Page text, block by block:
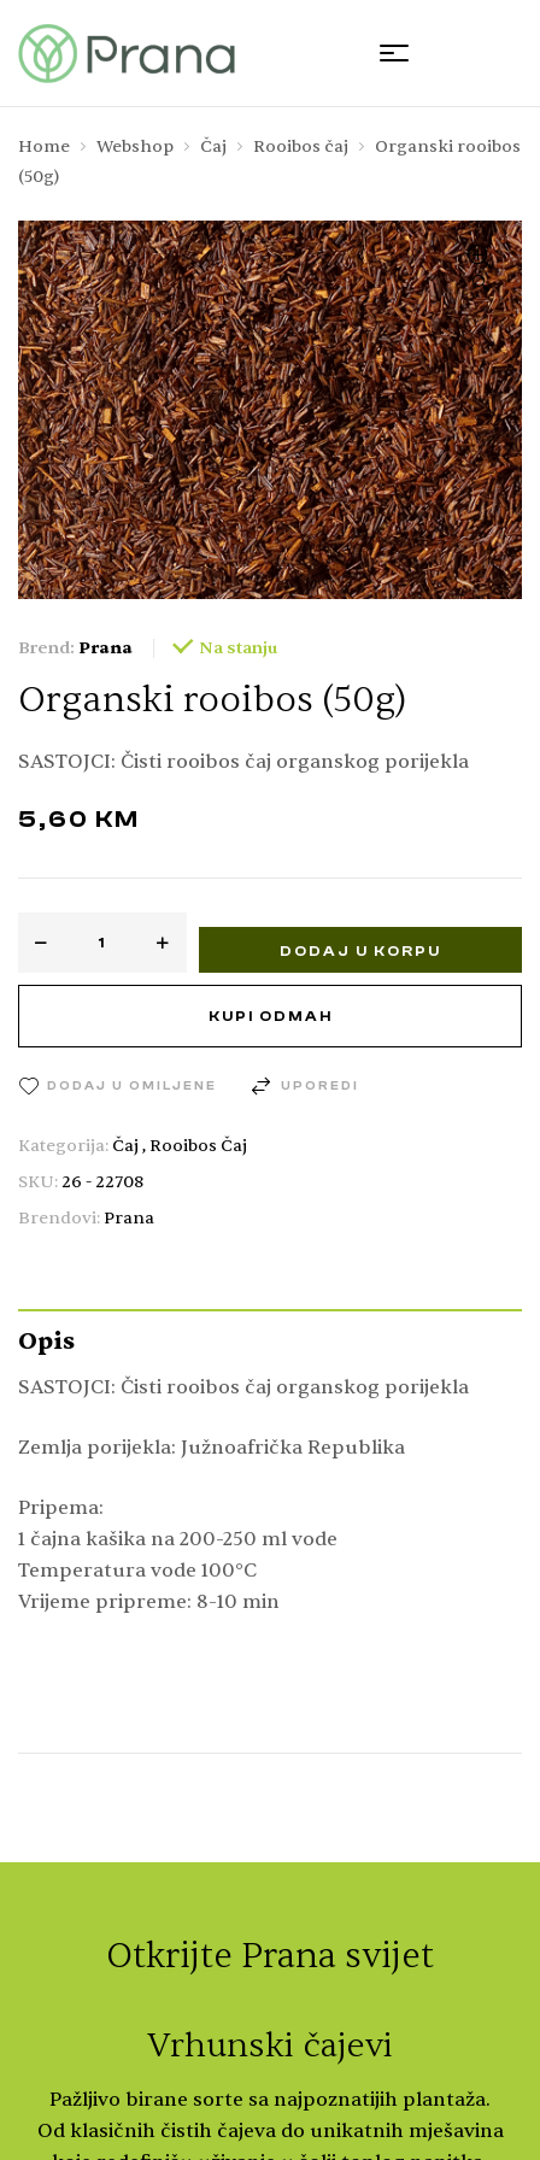
Home Webshop Čaj Rooibos čaj
Organski rooibos
(50g)
🔍
Brend: Prana Na stanju
Organski rooibos (50g)
SASTOJCI: Čisti rooibos čaj organskog porijekla
5,60 KM
DODAJ U KORPU
KUPI ODMAH
DODAJ U OMILJENE UPOREDI
Kategorija: Čaj , Rooibos Čaj
SKU:26 - 22708
Brendovi: Prana
Opis
SASTOJCI: Čisti rooibos čaj organskog porijekla
Zemlja porijekla: Južnoafrička Republika
Pripema:
1 čajna kašika na 200-250 ml vode
Temperatura vode 100°C
Vrijeme pripreme: 8-10 min
Otkrijte Prana svijet
Vrhunski čajevi
Pažljivo birane sorte sa najpoznatijih plantaža.
Od klasičnih čistih čajeva do unikatnih mješavina